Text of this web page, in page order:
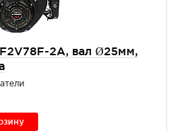
2A, вал Ø25мм,